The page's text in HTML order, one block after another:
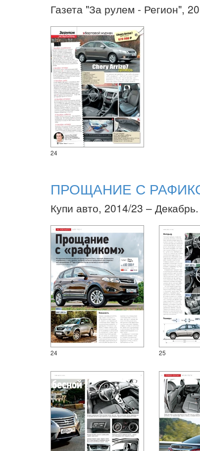
Газета "За рулем - Регион",
24
ПРОЩАНИЕ С
Купи авто, 2014/23 –
24 25